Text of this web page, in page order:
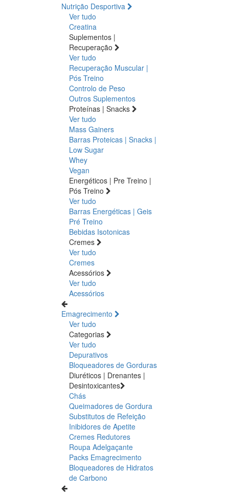
Nutrição Desportiva
Ver tudo
Creatina
Suplementos |
Recuperação
Ver tudo
Recuperação Muscular |
Pós Treino
Controlo de Peso
Outros Suplementos
Proteínas | Snacks
Ver tudo
Mass Gainers
Barras Proteicas | Snacks |
Low Sugar
Whey
Vegan
Energéticos | Pre Treino |
Pós Treino
Ver tudo
Barras Energéticas | Geis
Pré Treino
Bebidas Isotonicas
Cremes
Ver tudo
Cremes
Acessórios
Ver tudo
Acessórios
Emagrecimento
Ver tudo
Categorias
Ver tudo
Depurativos
Bloqueadores de Gorduras
Diuréticos | Drenantes |
Desintoxicantes
Chás
Queimadores de Gordura
Substitutos de Refeição
Inibidores de Apetite
Cremes Redutores
Roupa Adelgaçante
Packs Emagrecimento
Bloqueadores de Hidratos
de Carbono